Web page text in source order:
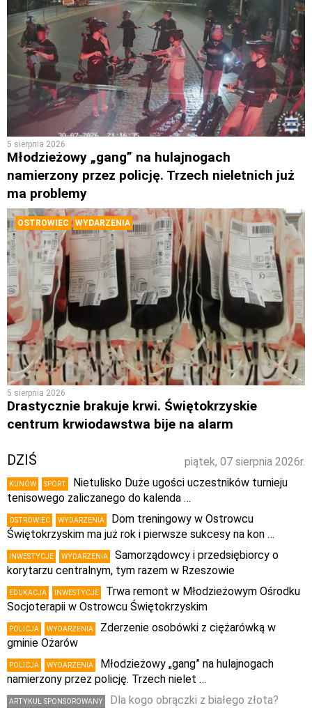
5 sierpnia 2026
Młodzieżowy „gang” na hulajnogach
namierzony przez policję. Trzech nieletnich już
ma problemy
OSTROWIEC WYDARZENIA
5 sierpnia 2026
Drastycznie brakuje krwi. Świętokrzyskie
centrum krwiodawstwa bije na alarm
piątek, 07 sierpnia 2026r.
DZIŚ
KUNÓW SPORT
Nietulisko Duże ugości uczestników turnieju
tenisowego zaliczanego do kalenda …
OSTROWIEC WYDARZENIA
Dom treningowy w Ostrowcu
Świętokrzyskim ma już rok i pierwsze sukcesy na kon …
INWESTYCJE WYDARZENIA
Samorządowcy i przedsiębiorcy o
korytarzu centralnym, tym razem w Rzeszowie
EDUKACJA INWESTYCJE
Trwa remont w Młodzieżowym Ośrodku
Socjoterapii w Ostrowcu Świętokrzyskim
POLICJA WYDARZENIA
Zderzenie osobówki z ciężarówką w
gminie Ożarów
POLICJA WYDARZENIA
Młodzieżowy „gang” na hulajnogach
namierzony przez policję. Trzech nielet …
ARTYKUŁ SPONSOROWANY
Dla kogo obrączki z białego złota?